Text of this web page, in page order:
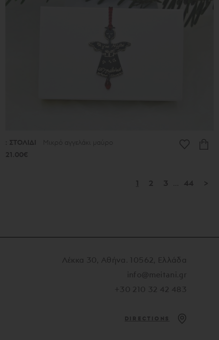
: ΣΤΟΛΙΔΙ Μικρό αγγελάκι μαύρο
21.00€
1 2 3 44 >
Λέκκα 30, Αθήνα. 10562, Ελλάδα
info@meitani.gr
+30 210 32 42 483
DIRECTIONS